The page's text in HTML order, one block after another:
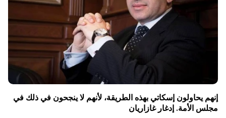
إنهم يحاولون إسكاتي بهذه الطريقة، لأنهم لا ينجحون في ذلك في
مجلس الأمة. إدغار غازاريان